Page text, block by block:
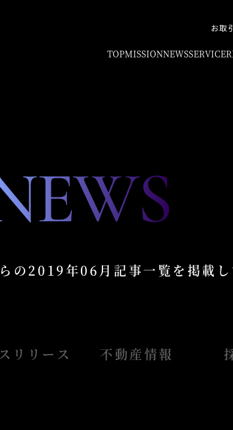
お取
TOPMISSIONNEWSSERVICE
の2019年06月記事一覧を掲載し
リリース 不動産情報